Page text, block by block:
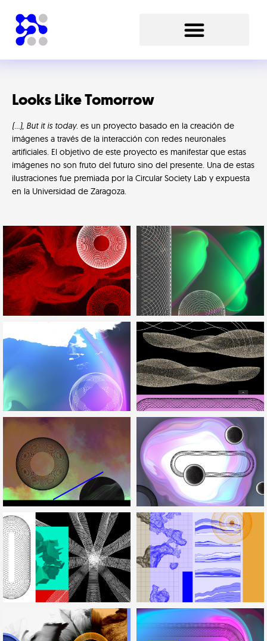
contenido
Looks Like Tomorrow
(…), But it is today. es un proyecto basado en la creación de
imágenes a través de la interacción con redes neuronales
artificiales. El objetivo de este proyecto es manifestar que estas
imágenes no son fruto del futuro sino del presente. Una de estas
ilustraciones fue premiada por la Circular Society Lab y expuesta
en la Universidad de Zaragoza.